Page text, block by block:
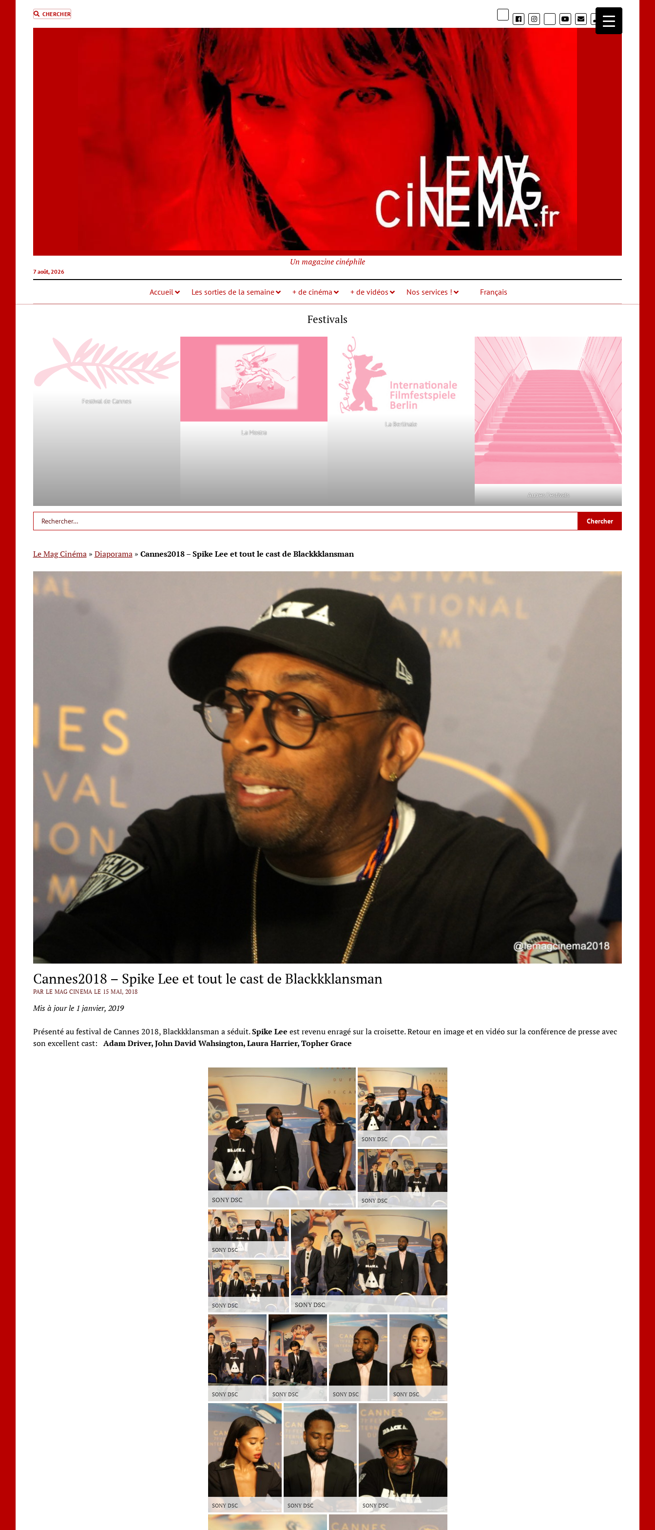
CHERCHER phone
7 août, 2026
Un magazine cinéphile
Accueil Les sorties de la semaine + de cinéma + de vidéos Nos services ! Français
Festivals
Festival de Cannes
La Mostra
La Berlinale
Autres Festivals
Le Mag Cinéma» Diaporama» Cannes2018 – Spike Lee et tout le cast de Blackkklansman
Cannes2018 – Spike Lee et tout le cast de Blackkklansman
PAR LE MAG CINEMA LE 15 MAI, 2018
Mis à jour le 1 janvier, 2019
Présenté au festival de Cannes 2018, Blackkklansman a séduit.Spike Lee est revenu enragé sur la croisette. Retour en image et en vidéo sur la conférence de presse avec
son excellent cast: Adam Driver, John David Wahsington, Laura Harrier, Topher Grace
SONY DSC
SONY DSC
SONY DSC
SONY DSC
SONY DSC SONY DSC
SONY DSC SONY DSC SONY DSC SONY DSC
SONY DSC SONY DSC SONY DSC